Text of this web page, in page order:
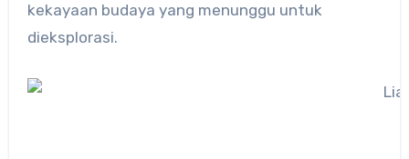
kekayaan budaya yang menunggu untuk
dieksplorasi.